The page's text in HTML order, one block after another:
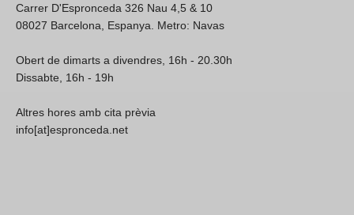
Carrer D'Espronceda 326 Nau 4,5 & 10
08027 Barcelona, Espanya. Metro: Navas
Obert de dimarts a divendres, 16h - 20.30h
Dissabte, 16h - 19h
Altres hores amb cita prèvia
info[at]espronceda.net